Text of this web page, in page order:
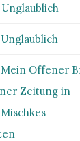
Unglaublich
Unglaublich
Mein Offener
Zeitung in